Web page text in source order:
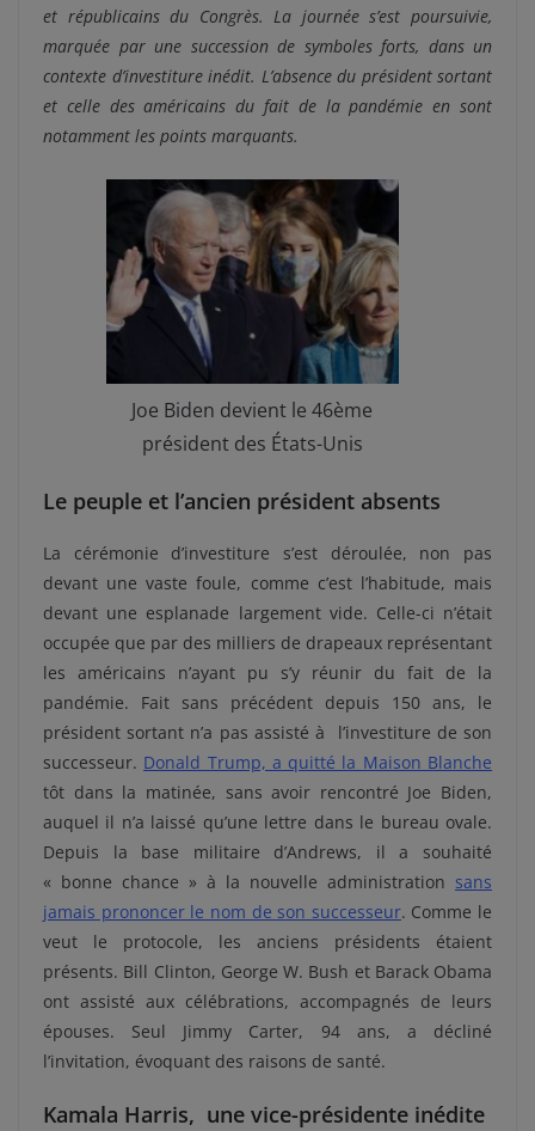
et républicains du Congrès. La journée s’est poursuivie,
marquée par une succession de symboles forts, dans un
contexte d’investiture inédit. L’absence du président sortant
et celle des américains du fait de la pandémie en sont
notamment les points marquants.
Joe Biden devient le 46ème
président des États-Unis
Le peuple et l’ancien président absents
La cérémonie d’investiture s’est déroulée, non pas
devant une vaste foule, comme c’est l’habitude, mais
devant une esplanade largement vide. Celle-ci n’était
occupée que par des milliers de drapeaux représentant
les américains n’ayant pu s’y réunir du fait de la
pandémie. Fait sans précédent depuis 150 ans, le
président sortant n’a pas assisté à l’investiture de son
successeur. Donald Trump, a quitté la Maison Blanche
tôt dans la matinée, sans avoir rencontré Joe Biden,
auquel il n’a laissé qu’une lettre dans le bureau ovale.
Depuis la base militaire d’Andrews, il a souhaité
« bonne chance » à la nouvelle administration sans
jamais prononcer le nom de son successeur. Comme le
veut le protocole, les anciens présidents étaient
présents. Bill Clinton, George W. Bush et Barack Obama
ont assisté aux célébrations, accompagnés de leurs
épouses. Seul Jimmy Carter, 94 ans, a décliné
l’invitation, évoquant des raisons de santé.
Kamala Harris, une vice-présidente inédite